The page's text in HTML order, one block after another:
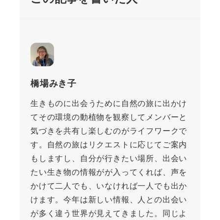
橋場みき子
生きものに出会うために自然の旅に出かけ
てその環境の動植物を観察してメンバーと
気づきを共有し楽しむのがライフワークで
す。自然の旅はリクエストに応じてご案内
もしますし、自分が行きたい場所、出会い
たい生き物の情報がが入ってくれば、声を
かけて二人でも、いなければ一人でも出か
けます。今年は新しい情報、人との出会い
が多く違う世界が見えてきました。同じよ